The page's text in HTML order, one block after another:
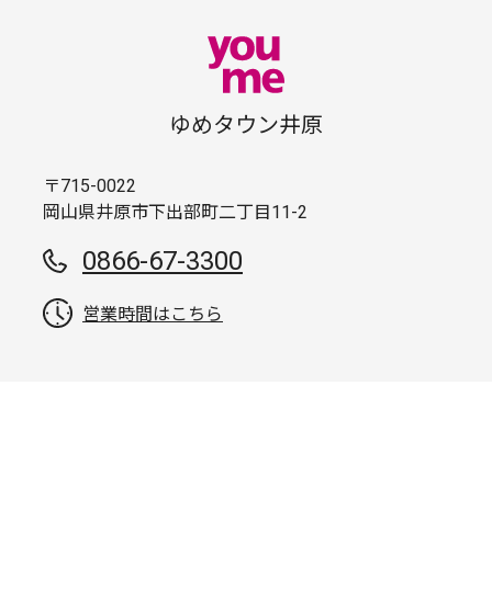
ゆめタウン井原
〒715-0022
岡山県井原市下出部町二丁目11-2
0866-67-3300
営業時間はこちら